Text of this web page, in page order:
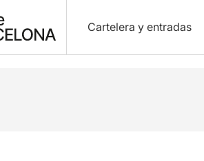
Cartelera y entradas